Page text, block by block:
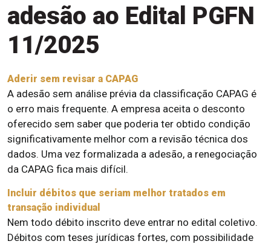
adesão ao Edital PGFN
11/2025
Aderir sem revisar a CAPAG
A adesão sem análise prévia da classificação CAPAG é
o erro mais frequente. A empresa aceita o desconto
oferecido sem saber que poderia ter obtido condição
significativamente melhor com a revisão técnica dos
dados. Uma vez formalizada a adesão, a renegociação
da CAPAG fica mais difícil.
Incluir débitos que seriam melhor tratados em
transação individual
Nem todo débito inscrito deve entrar no edital coletivo.
Débitos com teses jurídicas fortes, com possibilidade